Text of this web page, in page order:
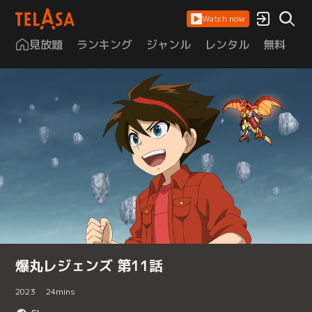
Watch now
見放題 ランキング ジャンル レンタル 無料
爆丸レジェンズ 第11話
2023 24mins